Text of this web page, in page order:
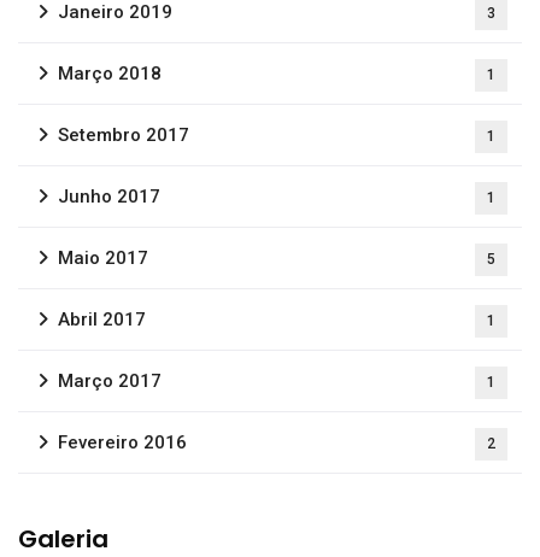
Janeiro 2019 3
Março 2018 1
Setembro 2017 1
Junho 2017 1
Maio 2017 5
Abril 2017 1
Março 2017 1
Fevereiro 2016 2
Galeria